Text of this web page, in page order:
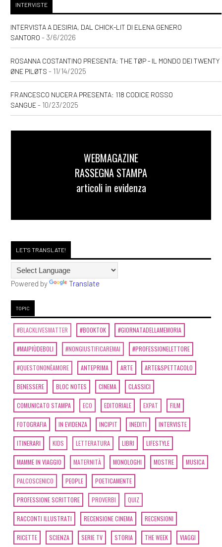
INTERVISTE
INTERVISTA A DESIRIA, DAL CHICK-LIT DI ELENA GENERO
SANTORO - 3/6/2026
ROSANNA COSTANTINO PRESENTA: THE TØP - IL MONDO DEI TWENTY
ØNE PILØTS - 11/14/2025
FRANCESCO NUCERA PRESENTA: 118 CODICE ROSSO
SANGUE- 10/23/2025
WEBMAGAZINE
RASSEGNA STAMPA
articoli in evidenza
LET'S TRANSLATE!
Powered by Translate
TOPIC
#BLACKLIVESMATTER #BOOKTOK #GIORNATADELLAMEMORIA
#MAIPIÙDEBOLI #NONGIUSTIFICAREMAI #PROFESSIONELETTORE
#QUESTONONÈAMORE ANTEPRIMA ARTE ARTE&SPETTACOLO
BENESSERE BLOC NOTES CINEMA CLASSICI
COMUNICATO STAMPA ECO EDITORIALE EXPAT FILM
FOTOGRAFIA IN EVIDENZA INCIPIT INEDITI INTERVISTE
ITINERARI KIDS LETTERATURA LIBRI LIFESTYLE
MAMME IN VIAGGIO MATERNITÀ MONOLOGHI MOSTRE MUSICA
PALCOSCENICO PEOPLE POETICAMENTE
PROFESSIONE SCRITTORE PROVERBI QUIZ
RACCONTI ILLUSTRATI RECENSIONE CINEMA RECENSIONI
RICETTE SCIENZA SERIE TV STORIA THE WEEK VIAGGI